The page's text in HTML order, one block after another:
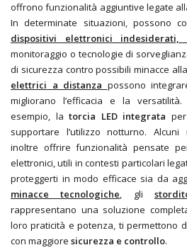
offrono funzionalità aggiuntive legate
In determinate situazioni, possono
dispositivi elettronici indesiderati,
monitoraggio o tecnologie di
di sicurezza contro possibili minacce
elettrici a distanza possono
migliorano l’efficacia e la
esempio, latorcia LED integrata
supportare l’utilizzo notturno.
inoltre offrire funzionalità pensate
elettronici, utili in contesti particolari
proteggerti in modo efficace sia da
minacce tecnologiche, gli
rappresentano una soluzione
loro praticità e potenza, ti permettono
con maggiore sicurezza e controllo.